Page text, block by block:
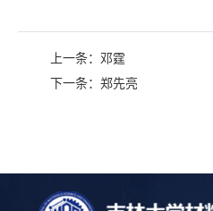
上一条： 邓霆
下一条： 郑先亮